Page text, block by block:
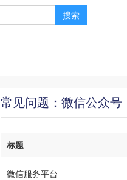
搜索
常见问题：微信公众号
标题
微信服务平台